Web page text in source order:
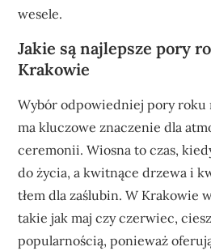
wesele.
Jakie są najlepsze pory
Krakowie
Wybór odpowiedniej pory roku
ma kluczowe znaczenie dla
ceremonii. Wiosna to czas,
do życia, a kwitnące drzewa i
tłem dla zaślubin. W Krakowie
takie jak maj czy czerwiec,
popularnością, ponieważ